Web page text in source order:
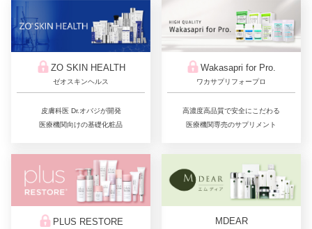
ZO SKIN HEALTH
ゼオスキンヘルス
皮膚科医 Dr.オバジが開発
医療機関向けの基礎化粧品
Wakasapri for Pro.
ワカサプリフォープロ
高濃度高品質で安全にこだわる
医療機関専売のサプリメント
PLUS RESTORE MDEAR